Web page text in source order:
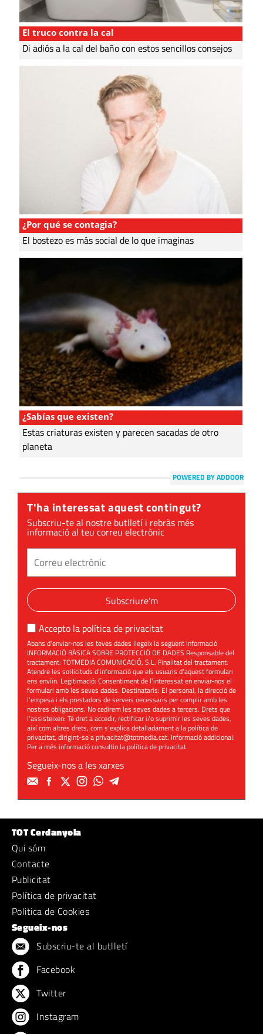
El truco contra la cal
Di adiós a la cal del baño con estos sencillos consejos
¿Por qué se contagia?
El bostezo es más social de lo que imaginas
¿Sabías que existen?
Estas criaturas existen y parecen sacadas de otro
planeta
POWERED BY ADDOOR
T'ha interessat aquest contingut?
Subscriu-te al nostre butlletí i rebràs més
informació al teu correu electrònic
Subscriure'm
Accepto la política de privacitat
Abans d'enviar-nos les teves dades llegeix la següent informació
INFORMACIÓ BÀSICA SOBRE PROTECCIÓ DE DADES Responsable del
tractament: TOTMEDIA COMUNICACIÓ, S.L. Finalitat del tractament:
Atendre les sol·licituds d'informació que els usuaris d'aquest formulari
ens enviïn. Legitimació: Consentiment de l'interessat en enviar-nos el
formulari amb les seves dades. Destinataris: El personal, la direcció de
l'empesa i els prestadors de serveis necessaris per complir amb les
nostres obligacions. No cedirem les seves dades a tercers. Drets que
l'assisteixen: Té dret a accedir, rectificar i/o suprimir les seves dades,
així com altres drets, com s'explica detalladament a la política de
privacitat, dirigint-se aprivacitat@totmedia.cat. Informació addicional:
Per a més informació consultin lapolítica de privacitat.
Segueix-nos a les xarxes
TOT Cerdanyola
Qui sóm
Contacte
Publicitat
Política de privacitat
Politica de Cookies
Segueix-nos
Subscriu-te al butlletí
Facebook
Twitter
Instagram